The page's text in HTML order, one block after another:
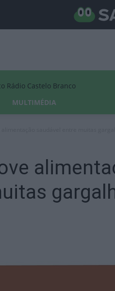
Rádio Castelo Branco
MULTIMÉDIA